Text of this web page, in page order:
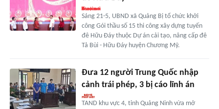
Sáng 21-5, UBND xã Quảng Bị tổ chức khởi
công Gói thầu số 15 thi công xây dựng tuyến
đê Hữu Đáy thuộc Dự án cải tạo, nâng cấp đê
Tả Bùi - Hữu Đáy huyện Chương Mỹ.
Đưa 12 người Trung Quốc nhập
cảnh trái phép, 3 bị cáo lĩnh án
TAND khu vực 4, tỉnh Quảng Ninh vừa mở